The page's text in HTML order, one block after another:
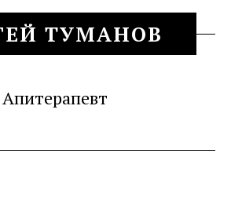
ТУМАНОВ
Апитерапевт